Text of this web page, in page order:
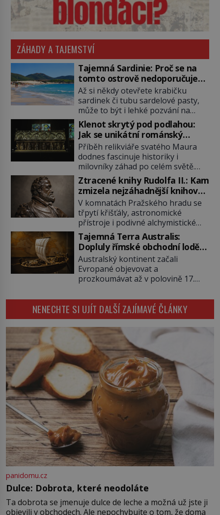
ZÁHADY A TAJEMSTVÍ
Tajemná Sardinie: Proč se na
tomto ostrově nedoporučuje
pytlovat „mořské brambory“?
Až si někdy otevřete krabičku
sardinek či tubu sardelové pasty,
může to být i lehké pozvání na
cestu do srdce Středozemního
moře, na ostrov hrdých Sardů.
Věděli jste, že to byl právě italský
ostrov Sardinie, jenž těmto
produktům moře propůjčil své
jméno. Co dalšího je pro Sardinii
typické a pro Středoevropana
zajímavé? Na mapách má […]
Klenot skrytý pod podlahou:
Jak se unikátní románský
poklad dostal do zapadlého
Bečova?
Příběh relikviáře svatého Maura
dodnes fascinuje historiky i
milovníky záhad po celém světě.
Tato románská zlatnická památka
ze 13. století je po českých
korunovačních klenotech druhým
nejcennějším movitým majetkem v
České republice. Přestože byl
klenot v roce 1985 po dramatickém
pátrání kriminalistů úspěšně
nalezen, jeho minulost stále
obestírá hustá mlha. Otázky, jak
přesně se tato […]
Ztracené knihy Rudolfa II.: Kam
zmizela nejzáhadnější knihovna
Evropy?
V komnatách Pražského hradu se
třpytí křišťály, astronomické
přístroje i podivné alchymistické
rukopisy. Císař Rudolf II.
shromažďuje vše, co souvisí s
tajemstvím přírody, hvězd i
lidského poznání. Jenže po jeho
smrti se jeho slavné sbírky začínají
rozpadat a část z nich mizí navždy.
existují ještě někde zapomenuté
rukopisy, které nikdo […]
Tajemná Terra Australis:
Dopluly římské obchodní lodě
až do Austrálie?
Australský kontinent začali
Evropané objevovat a
prozkoumávat až v polovině 17.
by se o tento vzdálený kontinent
mohly zajímat již evropské
starověké civilizace, a to o 15
století dříve? Již od starověku
kartografové zakreslovali do map
záhadný kontinent Terra Australis
– Jižní zemi. Proč? Do jisté míry to
byl smysl pro […]
NENECHTE SI UJÍT DALŠÍ ZAJÍMAVÉ ČLÁNKY
panidomu.cz
Dulce: Dobrota, které neodoláte
Ta dobrota se jmenuje dulce de leche a možná už jste ji
objevili v obchodech. Ale nepochybujte o tom, že doma